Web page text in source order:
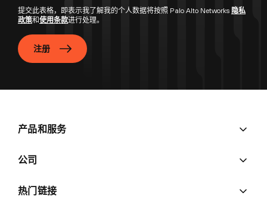
提交此表格，即表示我了解我的个人数据将按照 Palo Alto Networks 隐私
政策和使用条款进行处理。
注册
产品和服务
公司
热门链接